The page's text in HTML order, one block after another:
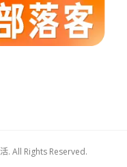
. All Rights Reserved.